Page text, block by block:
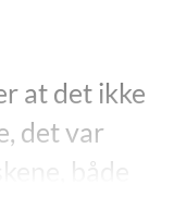
at det ikke
det var
både